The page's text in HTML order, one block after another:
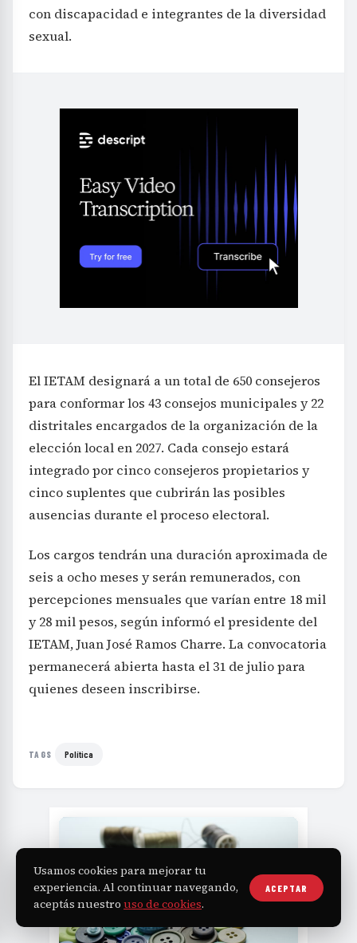
con discapacidad e integrantes de la diversidad
sexual.
El IETAM designará a un total de 650 consejeros
para conformar los 43 consejos municipales y 22
distritales encargados de la organización de la
elección local en 2027. Cada consejo estará
integrado por cinco consejeros propietarios y
cinco suplentes que cubrirán las posibles
ausencias durante el proceso electoral.
Los cargos tendrán una duración aproximada de
seis a ocho meses y serán remunerados, con
percepciones mensuales que varían entre 18 mil
y 28 mil pesos, según informó el presidente del
IETAM, Juan José Ramos Charre. La convocatoria
permanecerá abierta hasta el 31 de julio para
quienes deseen inscribirse.
TAGS Política
Usamos cookies para mejorar tu
experiencia. Al continuar navegando,
aceptás nuestro uso de cookies.
ACEPTAR